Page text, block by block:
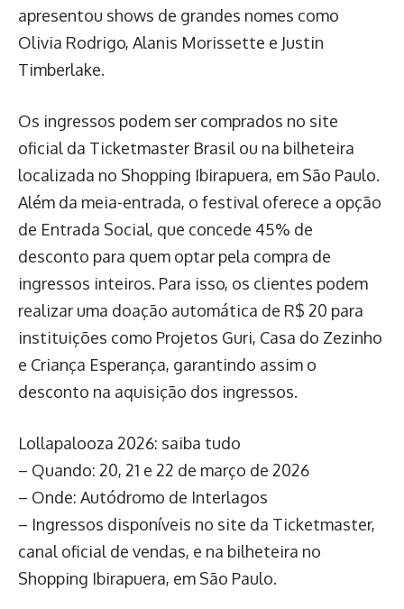
apresentou shows de grandes nomes como
Olivia Rodrigo, Alanis Morissette e Justin
Timberlake.
Os ingressos podem ser comprados no site
oficial da Ticketmaster Brasil ou na bilheteira
localizada no Shopping Ibirapuera, em São Paulo.
Além da meia-entrada, o festival oferece a opção
de Entrada Social, que concede 45% de
desconto para quem optar pela compra de
ingressos inteiros. Para isso, os clientes podem
realizar uma doação automática de R$ 20 para
instituições como Projetos Guri, Casa do Zezinho
e Criança Esperança, garantindo assim o
desconto na aquisição dos ingressos.
Lollapalooza 2026: saiba tudo
– Quando: 20, 21 e 22 de março de 2026
– Onde: Autódromo de Interlagos
– Ingressos disponíveis no site da Ticketmaster,
canal oficial de vendas, e na bilheteira no
Shopping Ibirapuera, em São Paulo.